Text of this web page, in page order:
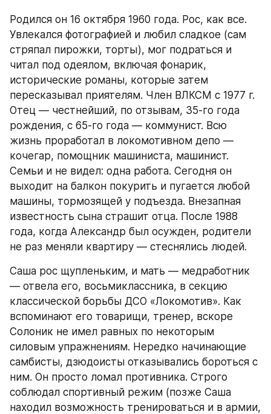
Родился он 16 октября 1960 года. Рос, как все.
Увлекался фотографией и любил сладкое (сам
стряпал пирожки, торты), мог подраться и
читал под одеялом, включая фонарик,
исторические романы, которые затем
пересказывал приятелям. Член ВЛКСМ с 1977 г.
Отец — честнейший, по отзывам, 35-го года
рождения, с 65-го года — коммунист. Всю
жизнь проработал в локомотивном депо —
кочегар, помощник машиниста, машинист.
Семьи и не видел: одна работа. Сегодня он
выходит на балкон покурить и пугается любой
машины, тормозящей у подъезда. Внезапная
известность сына страшит отца. После 1988
года, когда Александр был осужден, родители
не раз меняли квартиру — стеснялись людей.
Саша рос щупленьким, и мать — медработник
— отвела его, восьмиклассника, в секцию
классической борьбы ДСО «Локомотив». Как
вспоминают его товарищи, тренер, вскоре
Солоник не имел равных по некоторым
силовым упражнениям. Нередко начинающие
самбисты, дзюдоисты отказывались бороться с
ним. Он просто ломал противника. Строго
соблюдал спортивный режим (позже Саша
находил возможность тренироваться и в армии,